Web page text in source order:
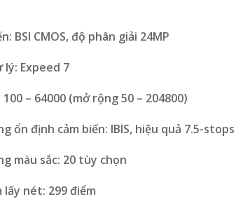
BSI CMOS, độ phân giải 24MP
lý: Expeed 7
100 – 64000 (mở rộng 50 – 204800)
ổn định cảm biến: IBIS, hiệu quả 7.5-stops
màu sắc: 20 tùy chọn
lấy nét: 299 điểm